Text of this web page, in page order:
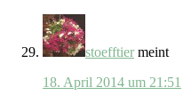
stoefftier meint
18. April 2014 um 21:51